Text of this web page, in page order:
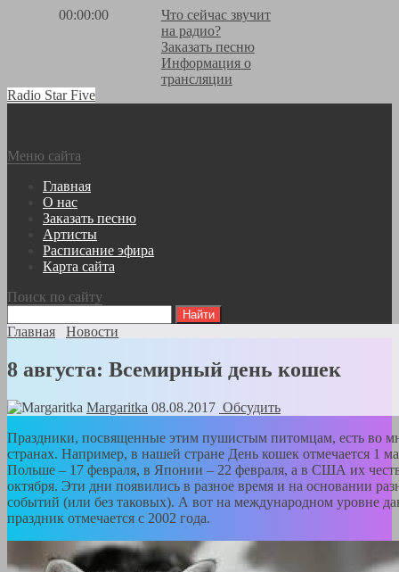
00:00:00
Что сейчас звучит
на радио?
Заказать песню
Информация о
трансляции
Radio Star Five
Меню сайта
Главная
О нас
Заказать песню
Артисты
Расписание эфира
Карта сайта
Поиск по сайту
Главная Новости
8 августа: Всемирный день кошек
Margaritka 08.08.2017 Обсудить
Праздники, посвященные этим пушистым питомцам, есть во
странах. Например, в нашей стране День кошек отмечается 1
Польше – 17 февраля, в Японии – 22 февраля, а в США их
октября. Эти дни появились в разное время и на основании
событий (или без таковых). А вот на международном уровне
праздник отмечается с 2002 года.